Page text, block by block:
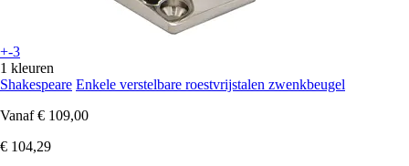
+-3
1 kleuren
Shakespeare Enkele verstelbare roestvrijstalen zwenkbeugel
Vanaf € 109,00
€ 104,29